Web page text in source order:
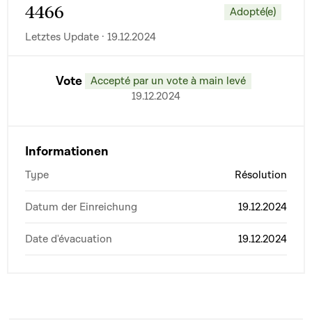
4466
Adopté(e)
Letztes Update · 19.12.2024
Vote Accepté par un vote à main levé
19.12.2024
Informationen
Type Résolution
Datum der Einreichung 19.12.2024
Date d'évacuation 19.12.2024